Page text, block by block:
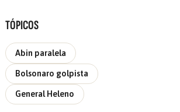
TÓPICOS
Abin paralela
Bolsonaro golpista
General Heleno